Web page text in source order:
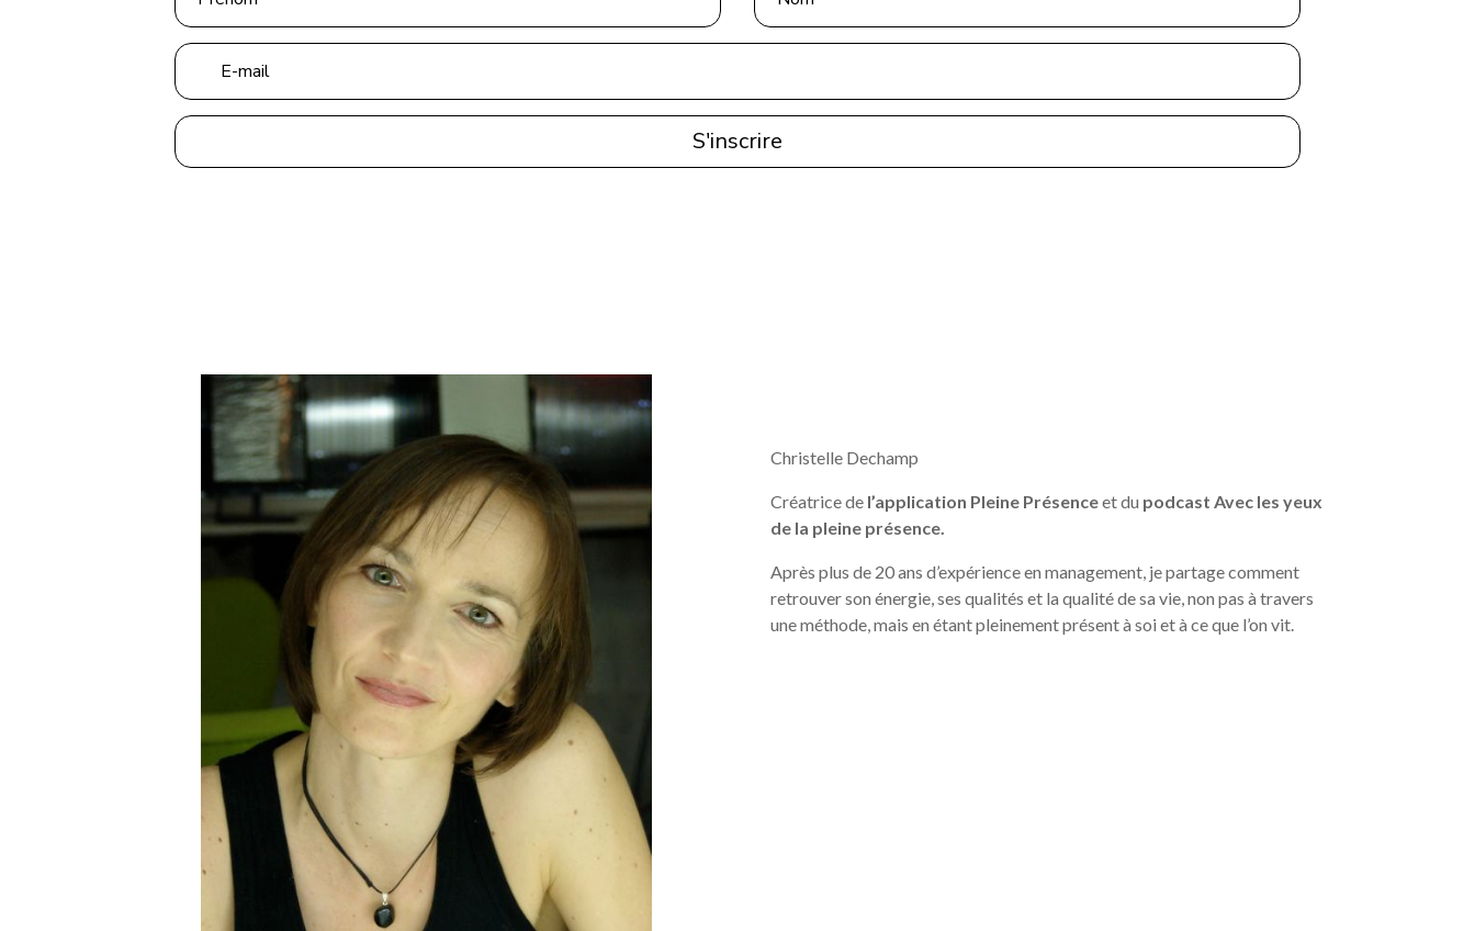
S'inscrire
Christelle Dechamp
Créatrice de l’application Pleine Présenceet du podcast Avec les yeux
de la pleine présence.
Après plus de 20 ans d’expérience en management, je partage comment
retrouver son énergie, ses qualités et la qualité de sa vie, non pas à travers
une méthode, mais en étant pleinement présent à soi et à ce que l’on vit.